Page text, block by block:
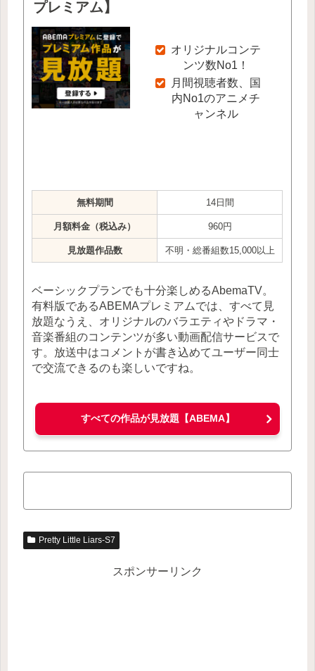
プレミアム】
オリジナルコンテ
ンツ数No1！
月間視聴者数、国
内No1のアニメチ
ャンネル
無料期間 14日間
月額料金（税込み） 960円
見放題作品数 不明・総番組数15,000以上
ベーシックプランでも十分楽しめるAbemaTV。
有料版であるABEMAプレミアムでは、すべて見
放題なうえ、オリジナルのバラエティやドラマ・
音楽番組のコンテンツが多い動画配信サービスで
す。放送中はコメントが書き込めてユーザー同士
で交流できるのも楽しいですね。
すべての作品が見放題【ABEMA】
Pretty Little Liars-S7
スポンサーリンク